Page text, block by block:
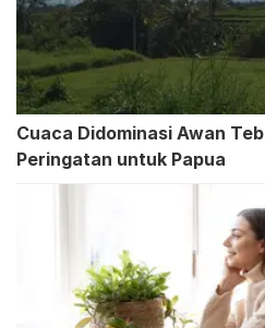
Cuaca Didominasi Awan
Peringatan untuk Papua